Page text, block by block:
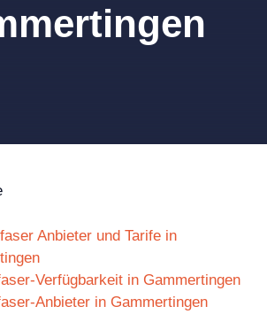
Anbieter und Tarife in
Verfügbarkeit in Gammertingen
Anbieter in Gammertingen